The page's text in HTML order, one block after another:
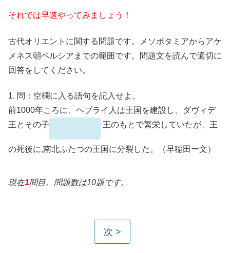
それでは早速やってみましょう！
古代オリエントに関する問題です。メソポタミアからアケ
メネス朝ペルシアまでの範囲です。問題文を読んで適切に
回答をしてください。
1. 問：空欄に入る語句を記入せよ。
前1000年ころに、ヘブライ人は王国を建設し、ダヴィデ
王とその子
王のもとで繁栄していたが、王
の死後に,南北ふたつの王国に分裂した。（早稲田ー文）
現在1問目。問題数は10題です。